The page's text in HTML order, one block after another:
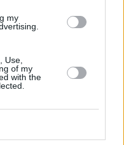
my
Use,
of my
with the
Ludwig seine Papiere
versehen, ist er
gestellt und wegen eines
Haftanstalt eingewiesen.
Doch das ist für Siegfried
weiß aber nicht wie. Die